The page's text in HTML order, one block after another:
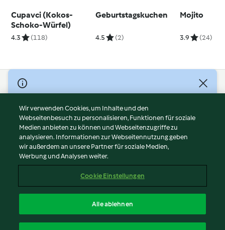
Cupavci (Kokos-
Schoko-Würfel)
4.3 (118)
Geburtstagskuchen
4.5 (2)
Mojito
3.9 (24)
© Copyright 2026
Nutzungsbedingungen
Datenschutzrichtlinien
Disclaimer
Impressum
Cookies
Abo kündigen
Erklärung zur Barrierefreiheit
Wir verwenden Cookies, um Inhalte und den
Webseitenbesuch zu personalisieren, Funktionen für soziale
Medien anbieten zu können und Webseitenzugriffe zu
analysieren. Informationen zur Webseitennutzung geben
wir außerdem an unsere Partner für soziale Medien,
Werbung und Analysen weiter.
Cookie Einstellungen
Alle ablehnen